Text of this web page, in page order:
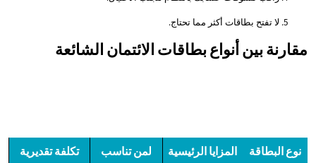
لا تفتح بطاقات أكثر مما تحتاج.
مقارنة بين أنواع بطاقات الائتمان الشائعة
نوع البطاقة المزايا الرئيسية لمن تناسب تكلفة تقديرية